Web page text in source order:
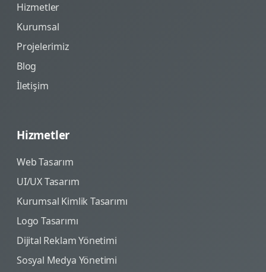
Hizmetler
Kurumsal
Projelerimiz
Blog
İletişim
Hizmetler
Web Tasarım
UI/UX Tasarım
Kurumsal Kimlik Tasarımı
Logo Tasarımı
Dijital Reklam Yönetimi
Sosyal Medya Yönetimi